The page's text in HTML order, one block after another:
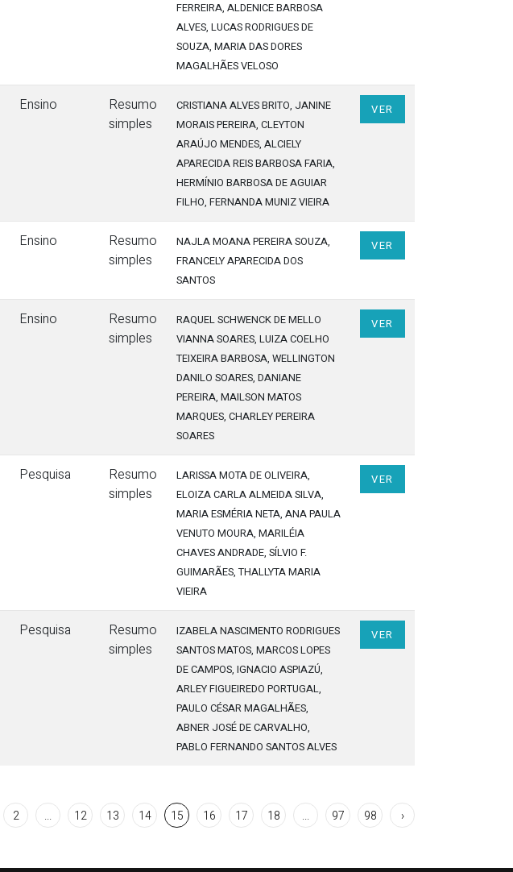
FERREIRA, ALDENICE BARBOSA
ALVES, LUCAS RODRIGUES DE
SOUZA, MARIA DAS DORES
MAGALHÃES VELOSO
Ensino
Resumo
simples
CRISTIANA ALVES BRITO, JANINE
MORAIS PEREIRA, CLEYTON
ARAÚJO MENDES, ALCIELY
APARECIDA REIS BARBOSA FARIA,
HERMÍNIO BARBOSA DE AGUIAR
FILHO, FERNANDA MUNIZ VIEIRA
VER
Ensino
Resumo
simples
NAJLA MOANA PEREIRA SOUZA,
FRANCELY APARECIDA DOS
SANTOS
VER
Ensino
Resumo
simples
RAQUEL SCHWENCK DE MELLO
VIANNA SOARES, LUIZA COELHO
TEIXEIRA BARBOSA, WELLINGTON
DANILO SOARES, DANIANE
PEREIRA, MAILSON MATOS
MARQUES, CHARLEY PEREIRA
SOARES
VER
Pesquisa
Resumo
simples
LARISSA MOTA DE OLIVEIRA,
ELOIZA CARLA ALMEIDA SILVA,
MARIA ESMÉRIA NETA, ANA PAULA
VENUTO MOURA, MARILÉIA
CHAVES ANDRADE, SÍLVIO F.
GUIMARÃES, THALLYTA MARIA
VIEIRA
VER
Pesquisa
Resumo
simples
IZABELA NASCIMENTO RODRIGUES
SANTOS MATOS, MARCOS LOPES
DE CAMPOS, IGNACIO ASPIAZÚ,
ARLEY FIGUEIREDO PORTUGAL,
PAULO CÉSAR MAGALHÃES,
ABNER JOSÉ DE CARVALHO,
PABLO FERNANDO SANTOS ALVES
VER
2 ... 12 13 14 15 16 17 18 ... 97 98 ›